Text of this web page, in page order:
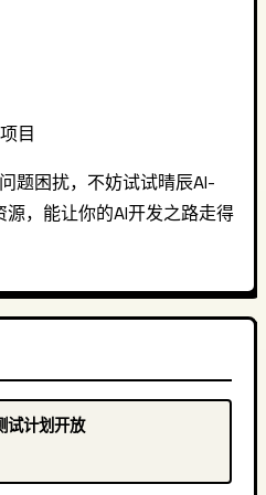
目
题困扰，不妨试试晴辰AI-
，能让你的AI开发之路走得
试计划开放